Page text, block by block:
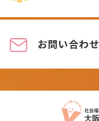
お問い合わせ